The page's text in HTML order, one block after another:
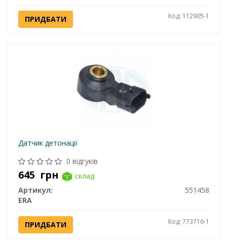
ПРИДБАТИ Код: 112905-1
Датчик детонації
0 відгуків
645 грн
склад
Артикул:
551458
ERA
ПРИДБАТИ Код: 773716-1